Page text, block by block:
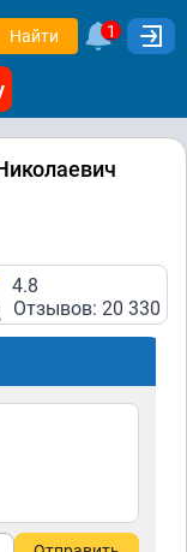
Найти 1
4.8
Отзывов: 20 330